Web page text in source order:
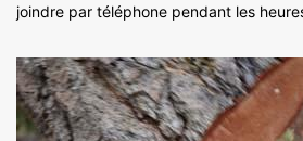
joindre par téléphone pendant les